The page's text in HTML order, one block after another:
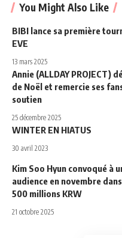
You Might Also Like
BIBI lance sa première
EVE
13 mars 2025
Annie (ALLDAY PROJECT)
de Noël et remercie ses
soutien
25 décembre 2025
WINTER EN HIATUS
30 avril 2023
Kim Soo Hyun convoqué à
audience en novembre
500 millions KRW
21 octobre 2025